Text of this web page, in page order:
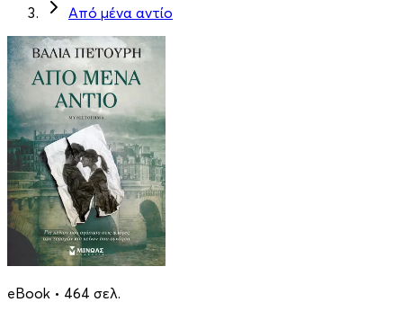
Από μένα αντίο
eBook • 464 σελ.